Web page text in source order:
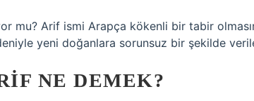
mu? Arif ismi Arapça kökenli bir tabir
yeni doğanlara sorunsuz bir şekilde
NE DEMEK?